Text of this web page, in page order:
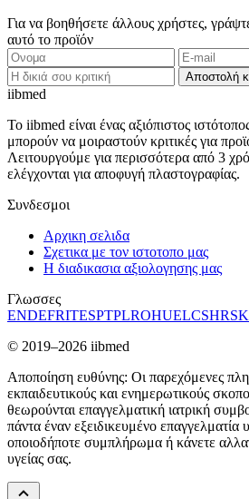
Για να βοηθήσετε άλλους χρήστες,
αυτό το προϊόν
Αποστολή
iibmed
Το iibmed είναι ένας αξιόπιστος
μπορούν να μοιραστούν κριτικές για
Λειτουργούμε για περισσότερα από 3
ελέγχονται για αποφυγή πλαστογραφίας.
Συνδεσμοι
Αρχικη σελιδα
Σχετικα με τον ιστοτοπο μας
Η διαδικασια αξιολογησης μας
Γλωσσες
ENDEFRITESPTPLROHUELCSHRSK
© 2019–2026 iibmed
Αποποίηση ευθύνης: Οι παρεχόμενες
εκπαιδευτικούς και ενημερωτικούς
θεωρούνται επαγγελματική ιατρική
πάντα έναν εξειδικευμένο επαγγελματία
οποιοδήποτε συμπλήρωμα ή κάνετε
υγείας σας.